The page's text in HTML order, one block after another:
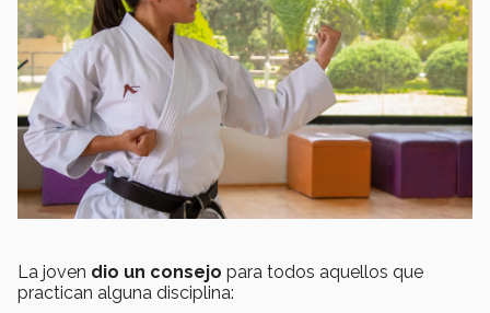
La joven dio un consejo para todos aquellos que
practican alguna disciplina: